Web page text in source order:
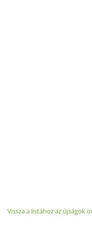
Vissza a listához az újságok